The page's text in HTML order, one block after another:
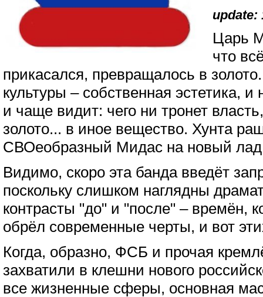
update:
Царь
что
прикасался, превращалось в
культуры – собственная эстетика,
и чаще видит: чего ни тронет
золото... в иное вещество. Хунта
СВОеобразный Мидас на новый лад
Видимо, скоро эта банда введёт
поскольку слишком наглядны
контрасты "до" и "после" – времён,
обрёл современные черты, и вот
Когда, образно, ФСБ и прочая
захватили в клешни нового
все жизненные сферы, основная